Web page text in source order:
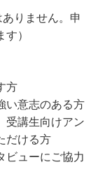
りません。申
）
方
い意志のある方
受講生向けアン
だける方
ビューにご協力